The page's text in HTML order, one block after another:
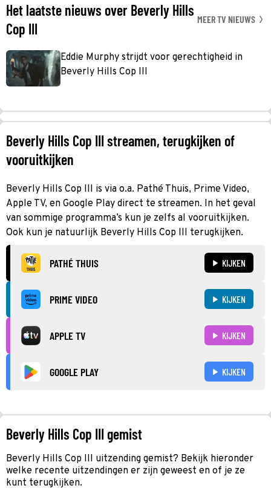
Het laatste nieuws over Beverly Hills
Cop III
MEER TV NIEUWS
Eddie Murphy strijdt voor gerechtigheid in
Beverly Hills Cop III
Beverly Hills Cop III streamen, terugkijken of
vooruitkijken
Beverly Hills Cop III is via o.a. Pathé Thuis, Prime Video,
Apple TV, en Google Play direct te streamen. In het geval
van sommige programma’s kun je zelfs al vooruitkijken.
Ook kun je natuurlijk Beverly Hills Cop III terugkijken.
PATHÉ THUIS KIJKEN
PRIME VIDEO KIJKEN
APPLE TV KIJKEN
GOOGLE PLAY KIJKEN
Beverly Hills Cop III gemist
Beverly Hills Cop III uitzending gemist? Bekijk hieronder
welke recente uitzendingen er zijn geweest en of je ze
kunt terugkijken.